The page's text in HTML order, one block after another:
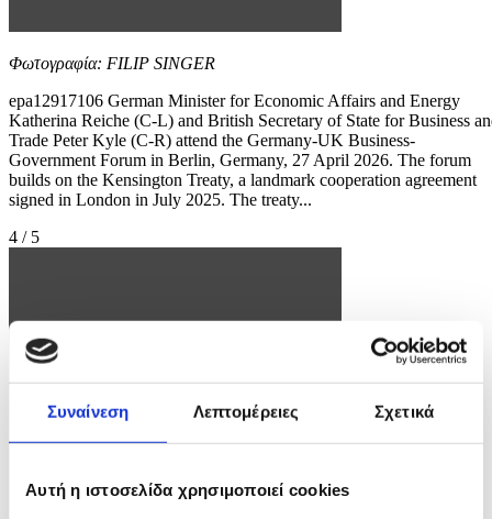
Συναίνεση Λεπτομέρειες Σχετικά
Αυτή η ιστοσελίδα χρησιμοποιεί cookies
Φωτογραφία: FILIP SINGER
epa12917106 German Minister for Economic Affairs and Energy
Katherina Reiche (C-L) and British Secretary of State for Business
Trade Peter Kyle (C-R) attend the Germany-UK Business-
Government Forum in Berlin, Germany, 27 April 2026. The forum
builds on the Kensington Treaty, a landmark cooperation agreement
signed in London in July 2025. The treaty...
4 / 5